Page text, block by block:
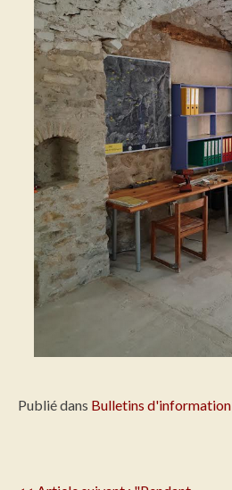
Publié dans Bulletins d'information